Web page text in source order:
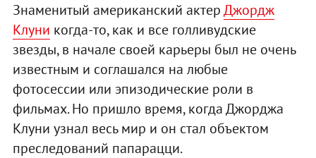
Знаменитый американский актерДжордж
Клуни когда-то, как и все голливудские
звезды, в начале своей карьеры был не очень
известным и соглашался на любые
фотосессии или эпизодические роли в
фильмах. Но пришло время, когда Джорджа
Клуни узнал весь мир и он стал объектом
преследований папарацци.